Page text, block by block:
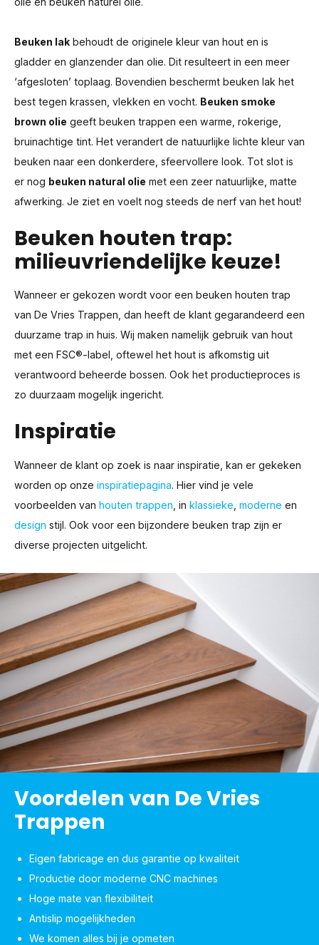
Beuken lak behoudt de originele kleur van hout en is
gladder en glanzender dan olie. Dit resulteert in een meer
‘afgesloten’ toplaag. Bovendien beschermt beuken lak het
best tegen krassen, vlekken en vocht. Beuken smoke
brown olie geeft beuken trappen een warme, rokerige,
bruinachtige tint. Het verandert de natuurlijke lichte kleur van
beuken naar een donkerdere, sfeervollere look. Tot slot is
er nog beuken natural olie met een zeer natuurlijke, matte
afwerking. Je ziet en voelt nog steeds de nerf van het hout!
Beuken houten trap:
milieuvriendelijke keuze!
Wanneer er gekozen wordt voor een beuken houten trap
van De Vries Trappen, dan heeft de klant gegarandeerd een
duurzame trap in huis. Wij maken namelijk gebruik van hout
met een FSC®-label, oftewel het hout is afkomstig uit
verantwoord beheerde bossen. Ook het productieproces is
zo duurzaam mogelijk ingericht.
Inspiratie
Wanneer de klant op zoek is naar inspiratie, kan er gekeken
worden op onze inspiratiepagina. Hier vind je vele
voorbeelden van houten trappen , in klassieke moderne en
design stijl. Ook voor een bijzondere beuken trap zijn er
diverse projecten uitgelicht.
Voordelen van De Vries
Trappen
Eigen fabricage en dus garantie op kwaliteit
Productie door moderne CNC machines
Hoge mate van flexibiliteit
Antislip mogelijkheden
We komen alles bij je opmeten